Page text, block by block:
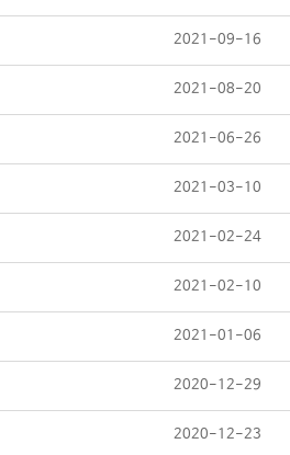
2021-09-16
2021-08-20
2021-06-26
2021-03-10
2021-02-24
2021-02-10
2021-01-06
2020-12-29
2020-12-23